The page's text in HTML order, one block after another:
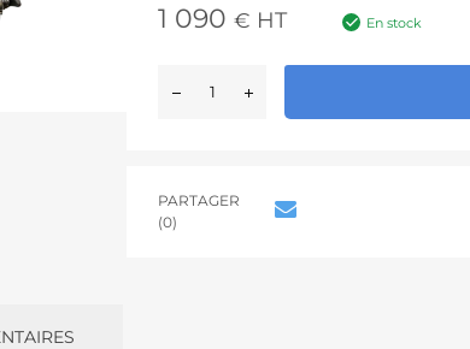
1 090 € HT En stock
PARTAGER
(0)